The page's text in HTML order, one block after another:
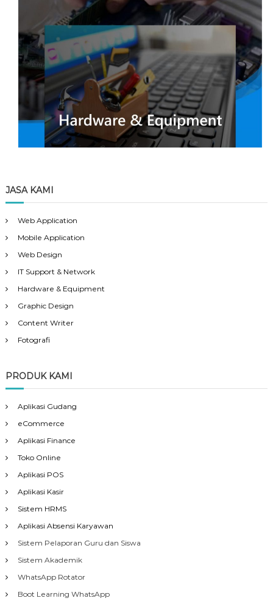
JASA KAMI
Web Application
Mobile Application
Web Design
IT Support & Network
Hardware & Equipment
Graphic Design
Content Writer
Fotografi
PRODUK KAMI
Aplikasi Gudang
eCommerce
Aplikasi Finance
Toko Online
Aplikasi POS
Aplikasi Kasir
Sistem HRMS
Aplikasi Absensi Karyawan
Sistem Pelaporan Guru dan Siswa
Sistem Akademik
WhatsApp Rotator
Boot Learning WhatsApp